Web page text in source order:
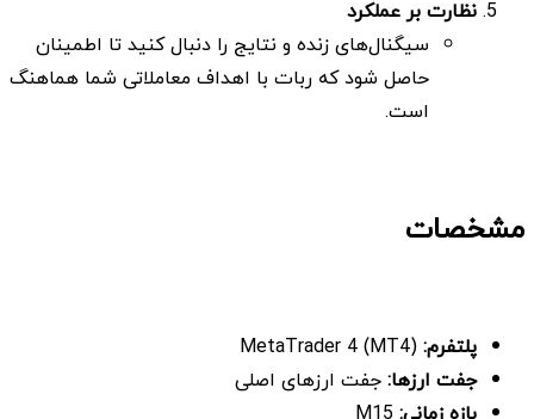
نظارت بر عملکرد
سیگنال‌های زنده و نتایج را دنبال کنید تا اطمینان
حاصل شود که ربات با اهداف معاملاتی شما هماهنگ
است.
مشخصات
پلتفرم:MetaTrader 4 (MT4)
جفت ارزها:جفت ارزهای اصلی